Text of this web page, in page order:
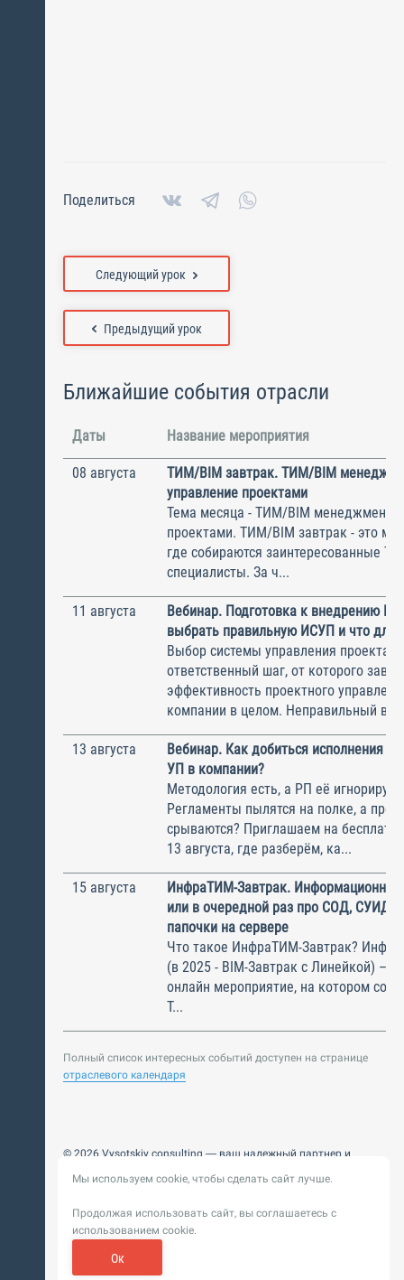
Поделиться
Предыдущий урок
Следующий урок
Ближайшие события отрасли
Даты Название мероприятия
08 августа
ТИМ/BIM завтрак. ТИМ/BIM
управление проектами
Тема месяца - ТИМ/BIM менеджмент и
проектами. ТИМ/BIM завтрак - это
где собираются заинтересованные
специалисты. За ч...
11 августа
Вебинар. Подготовка к внедрению
выбрать правильную ИСУП и что для
Выбор системы управления
ответственный шаг, от которого
эффективность проектного
компании в целом. Неправильный
13 августа
Вебинар. Как добиться исполнения
УП в компании?
Методология есть, а РП её
Регламенты пылятся на полке, а
срываются? Приглашаем на
13 августа, где разберём, ка...
15 августа
ИнфраТИМ-Завтрак.
или в очередной раз про СОД, СУИД и
папочки на сервере
Что такое ИнфраТИМ-Завтрак?
(в 2025 - BIM-Завтрак с Линейкой) –
онлайн мероприятие, на котором
Т...
Полный список интересных событий доступен на странице
отраслевого календаря
© 2026 Vysotskiy consulting — ваш надежный партнер и
Цифровизация, BIM, ИИ. Внедряем и оптимизируем
Пользовательское
соглашение
Политика обработки персональных
данных
Разработка сайта —
Мы используем cookie, чтобы сделать сайт лучше.
Продолжая использовать сайт, вы соглашаетесь с
использованием cookie.
Ок